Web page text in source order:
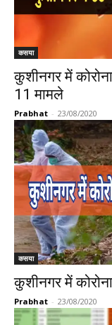
कसया
कुशीनगर में
11 मामले
Prabhat - 23/08/2020
कसया
कुशीनगर में
Prabhat - 23/08/2020